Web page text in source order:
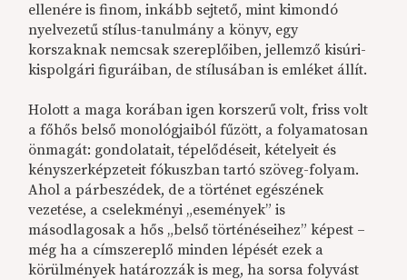
ellenére is finom, inkább sejtető, mint kimondó
nyelvezetű stílus-tanulmány a könyv, egy
korszaknak nemcsak szereplőiben, jellemző kisúri-
kispolgári figuráiban, de stílusában is emléket állít.
Holott a maga korában igen korszerű volt, friss volt
a főhős belső monológjaiból fűzött, a folyamatosan
önmagát: gondolatait, tépelődéseit, kételyeit és
kényszerképzeteit fókuszban tartó szöveg-folyam.
Ahol a párbeszédek, de a történet egészének
vezetése, a cselekményi „események” is
másodlagosak a hős „belső történéseihez” képest –
még ha a címszereplő minden lépését ezek a
körülmények határozzák is meg, ha sorsa folyvást